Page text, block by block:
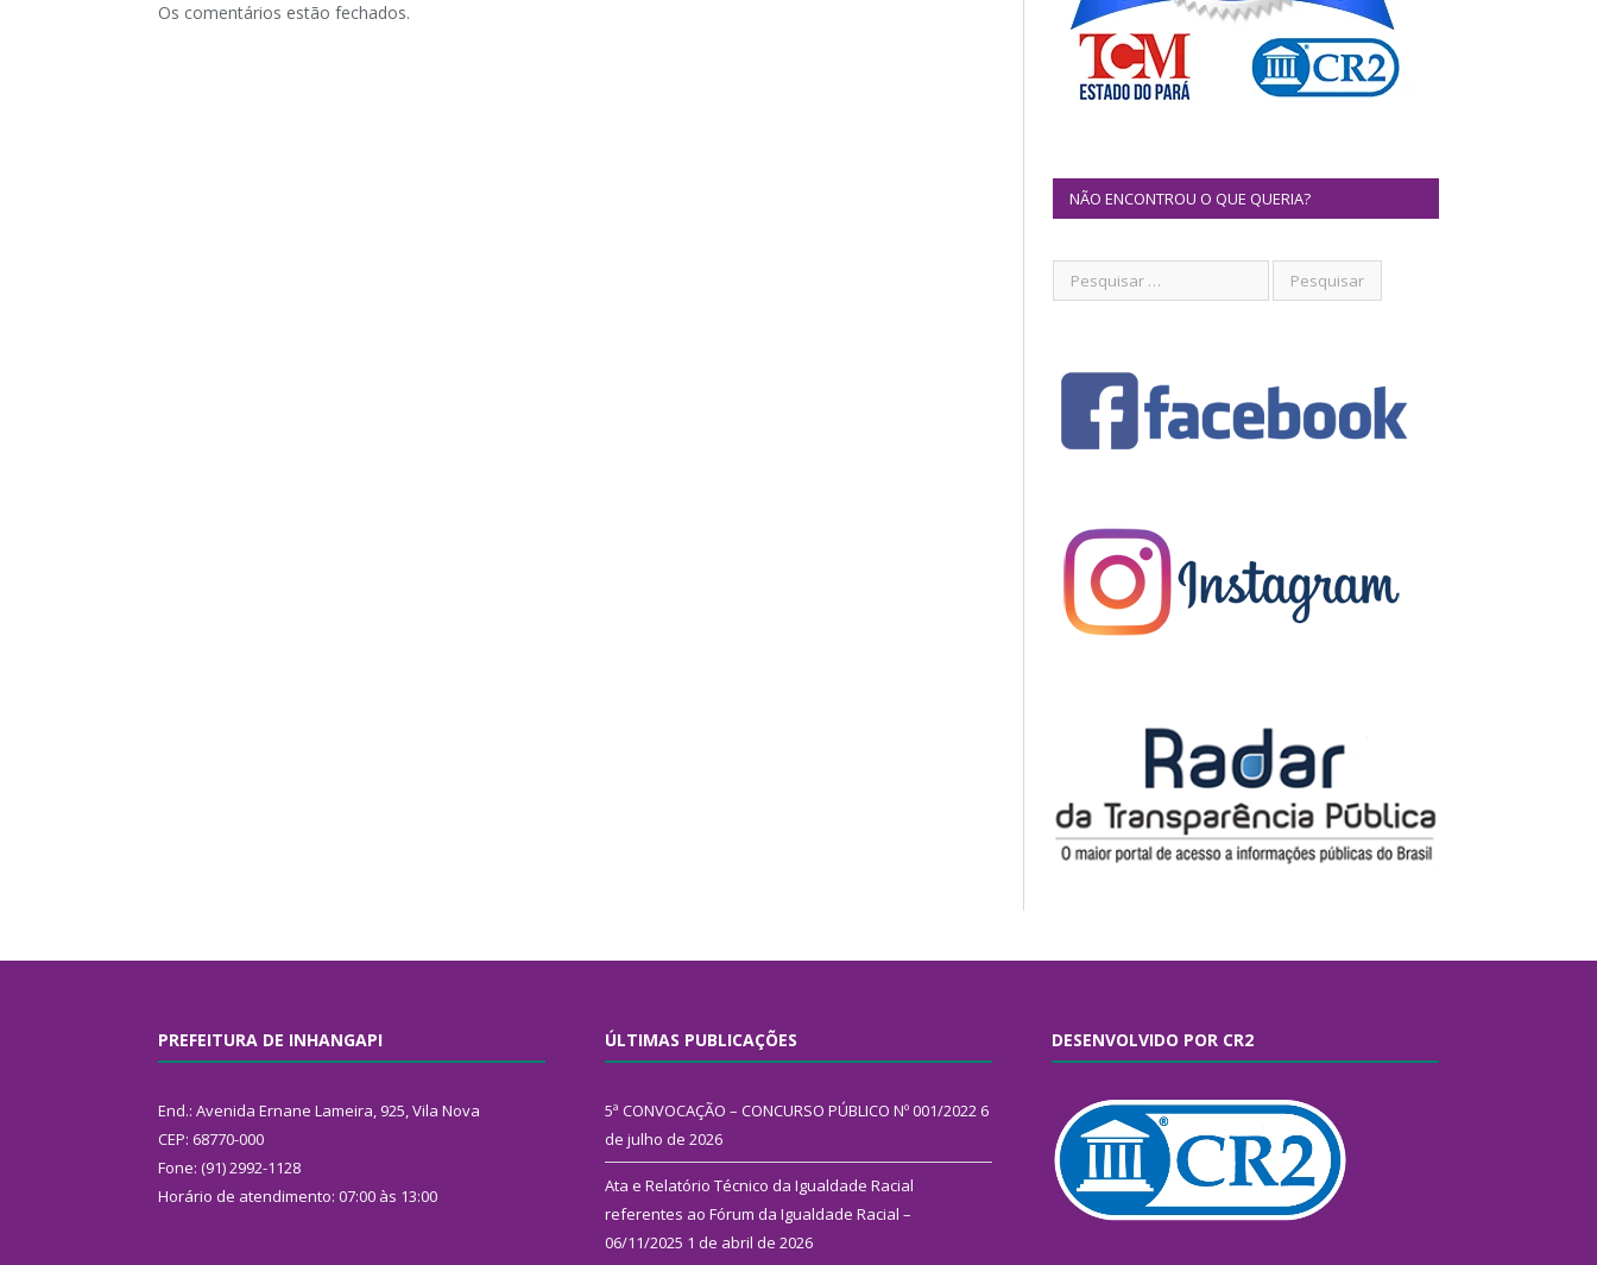
Os comentários estão fechados.
NÃO ENCONTROU O QUE QUERIA?
PREFEITURA DE INHANGAPI
End.: Avenida Ernane Lameira, 925, Vila Nova
CEP: 68770-000
Fone: (91) 2992-1128
Horário de atendimento: 07:00 às 13:00
ÚLTIMAS PUBLICAÇÕES
5ª CONVOCAÇÃO – CONCURSO PÚBLICO Nº 001/2022 6
de julho de 2026
Ata e Relatório Técnico da Igualdade Racial
referentes ao Fórum da Igualdade Racial –
06/11/2025 1 de abril de 2026
DESENVOLVIDO POR CR2